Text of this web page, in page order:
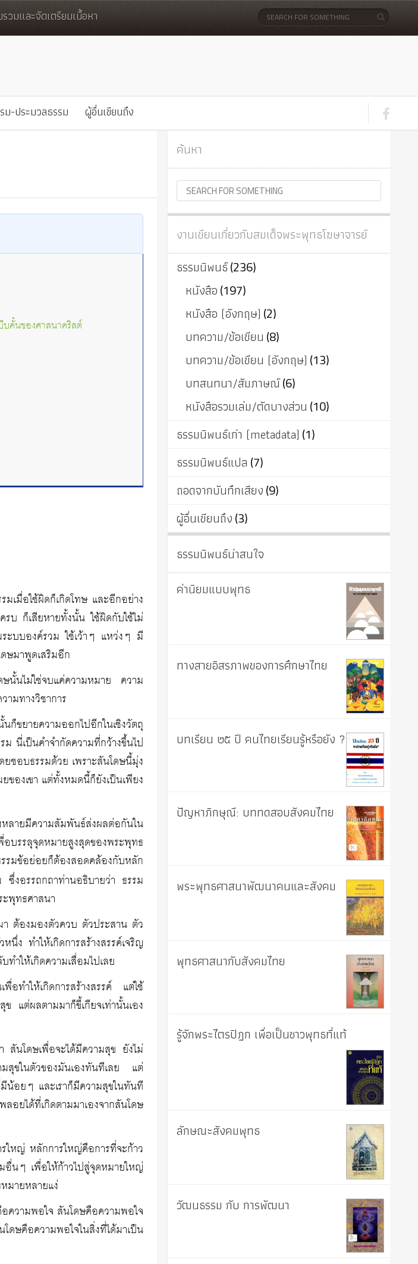
รวมและจัดเตรียมเนื้อหา
ม-ประมวลธรรม ผู้อื่นเขียนถึง
บคั้นของศาสนาคริสต์
มเมื่อใช้ผิดก็เกิดโทษ และอีกอย่าง
รบ ก็เสียหายทั้งนั้น ใช้ผิดกับใช้ไม่
ะบบองค์รวม ใช้เว้าๆ แหว่งๆ มี
ษมาพูดเสริมอีก
ษนั้นไม่ใช่จบแค่ความหมาย ความ
มทางวิชาการ
ขยายความออกไปอีกในเชิงวัตถุ
นี่เป็นคำจำกัดความที่กว้างขึ้นไป
ชอบธรรมด้วย เพราะสันโดษนี้มุ่ง
องเขา แต่ทั้งหมดนี้ก็ยังเป็นเพียง
ายมีความสัมพันธ์ส่งผลต่อกันใน
บรรลุจุดหมายสูงสุดของพระพุทธ
มข้อย่อยก็ต้องสอดคล้องกับหลัก
งอรรถกถาท่านอธิบายว่า ธรรม
พุทธศาสนา
า ต้องมองตัวควบ ตัวประสาน ตัว
ทำให้เกิดการสร้างสรรค์เจริญ
ำให้เกิดความเสื่อมไปเลย
อทำให้เกิดการสร้างสรรค์ แต่ใช้
ต่ผลตามมาก็ขี้เกียจเท่านั้นเอง
นโดษเพื่อจะได้มีความสุข ยังไม่
สุขในตัวของมันเองทันทีเลย แต่
มีน้อยๆ และเราก็มีความสุขในทันที
อยได้ที่เกิดตามมาเองจากสันโดษ
หญ่ หลักการใหญ่คือการที่จะก้าว
นๆ เพื่อให้ก้าวไปสู่จุดหมายใหญ่
มายหลายแง่
ความพอใจ สันโดษคือความพอใจ
ดษคือความพอใจในสิ่งที่ได้มาเป็น
ค้นหา
งานเขียนเกี่ยวกับสมเด็จพระพุทธโฆษาจารย์
ธรรมนิพนธ์(236)
หนังสือ(197)
หนังสือ (อังกฤษ) (2)
บทความ/ข้อเขียน (8)
บทความ/ข้อเขียน (อังกฤษ) (13)
บทสนทนา/สัมภาษณ์(6)
หนังสือรวมเล่ม/ตัดบางส่วน (10)
ธรรมนิพนธ์เก่า (metadata) (1)
ธรรมนิพนธ์แปล (7)
ถอดจากบันทึกเสียง(9)
ผู้อื่นเขียนถึง(3)
ธรรมนิพนธ์น่าสนใจ
ค่านิยมแบบพุทธ
ทางสายอิสรภาพของการศึกษาไทย
บทเรียน ๒๕ ปี คนไทยเรียนรู้หรือยัง ?
ปัญหาภิกษุณี: บททดสอบสังคมไทย
พระพุทธศาสนาพัฒนาคนและสังคม
พุทธศาสนากับสังคมไทย
รู้จักพระไตรปิฎก เพื่อเป็นชาวพุทธที่แท้
ลักษณะสังคมพุทธ
วัฒนธรรม กับ การพัฒนา